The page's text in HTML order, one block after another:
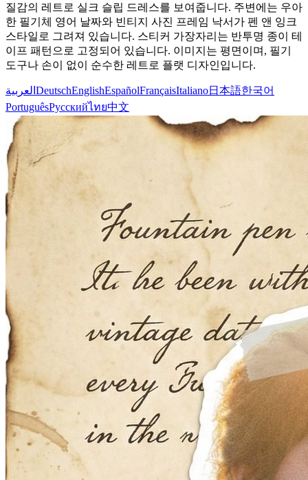
질감의 레트로 실크 슬립 드레스를 보여줍니다. 주변에는 우아
한 필기체 영어 날짜와 빈티지 사진 프레임 낙서가 펜 앤 잉크
스타일로 그려져 있습니다. 스티커 가장자리는 반투명 종이 테
이프 패턴으로 고정되어 있습니다. 이미지는 평면이며, 필기
도구나 손이 없이 순수한 레트로 플랫 디자인입니다.
العربية DeutschEnglishEspañolFrançaisItaliano日本語한국어
PortuguêsРусскийไทย中文